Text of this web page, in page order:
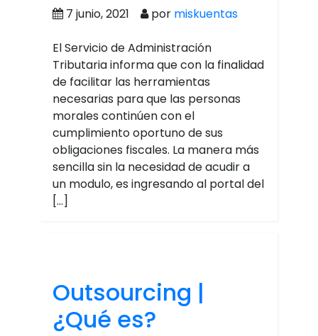
7 junio, 2021 por miskuentas
El Servicio de Administración
Tributaria informa que con la finalidad
de facilitar las herramientas
necesarias para que las personas
morales continúen con el
cumplimiento oportuno de sus
obligaciones fiscales. La manera más
sencilla sin la necesidad de acudir a
un modulo, es ingresando al portal del
[…]
Outsourcing |
¿Qué es?